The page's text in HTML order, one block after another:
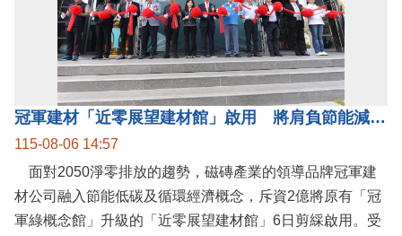
冠軍建材「近零展望建材館」啟用 將肩負節能減碳環境教育重任
115-08-06 14:57
面對2050淨零排放的趨勢，磁磚產業的領導品牌冠軍建
材公司融入節能低碳及循環經濟概念，斥資2億將原有「冠
軍綠概念館」升級的「近零展望建材館」6日剪綵啟用。受